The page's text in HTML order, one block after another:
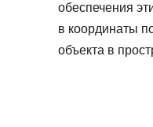
обеспечения
в координаты
объекта в